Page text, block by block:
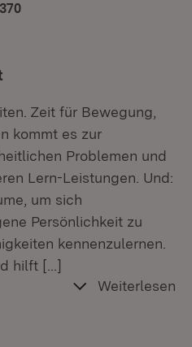
Zeit für Bewegung,
kommt es zur
Problemen und
Lern-Leistungen. Und:
um sich
Persönlichkeit zu
kennenzulernen.
hilft […]
Weiterlesen